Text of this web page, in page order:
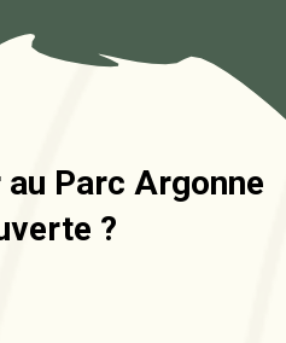
Parc Argonne
?